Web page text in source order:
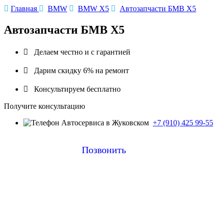
 Главная  BMW  BMW X5  Автозапчасти БМВ X5
Автозапчасти БМВ X5
 Делаем честно и с гарантией
 Дарим скидку 6% на ремонт
 Консультируем бесплатно
Получите консультацию
+7 (910) 425 99-55
Позвонить